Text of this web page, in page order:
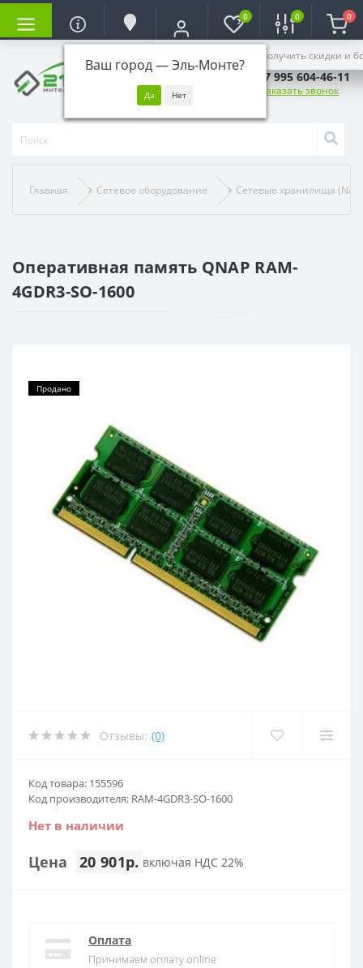
Ваш город —Эль-Монте?
Войдите, чтобы получить скидки и
0 0 0
+7 995 604-46-11
Заказать звонок
Главная Сетевое оборудование Сетевые хранилища (NAS)
Оперативная память QNAP RAM-
4GDR3-SO-1600
Продано
Отзывы: (0)
Код товара: 155596
Код производителя: RAM-4GDR3-SO-1600
Нет в наличии
Цена 20 901р. включая НДС 22%
Оплата
Принимаем оплату online